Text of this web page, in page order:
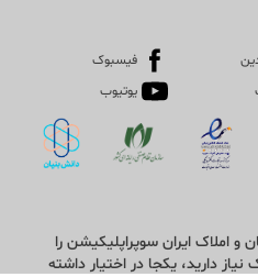
فیسبوک
یوتیوب
املاک ایران سوپراپلیکیشن را
دارید، یکجا در اختیار داشته